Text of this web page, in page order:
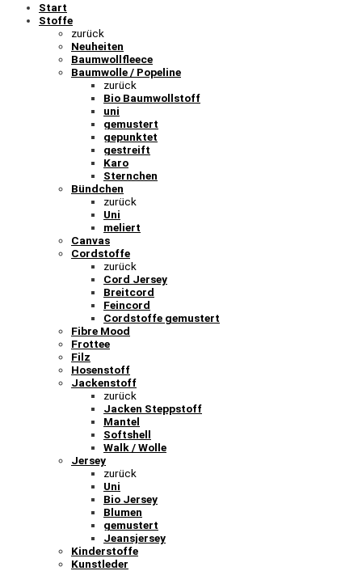
Start
Stoffe
zurück
Neuheiten
Baumwollfleece
Baumwolle / Popeline
zurück
Bio Baumwollstoff
uni
gemustert
gepunktet
gestreift
Karo
Sternchen
Bündchen
zurück
Uni
meliert
Canvas
Cordstoffe
zurück
Cord Jersey
Breitcord
Feincord
Cordstoffe gemustert
Fibre Mood
Frottee
Filz
Hosenstoff
Jackenstoff
zurück
Jacken Steppstoff
Mantel
Softshell
Walk / Wolle
Jersey
zurück
Uni
Bio Jersey
Blumen
gemustert
Jeansjersey
Kinderstoffe
Kunstleder